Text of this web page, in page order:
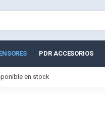
PDR ACCESORIOS
en stock